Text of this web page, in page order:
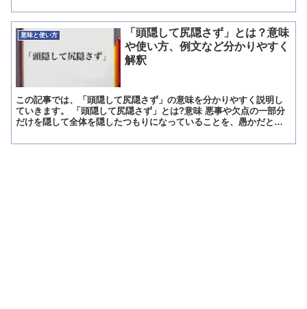
意味と使い方
「頭隠して尻隠さず」とは？意味
や使い方、例文など分かりやすく
解釈
この記事では、「頭隠して尻隠さず」の意味を分かりやすく説明し
ていきます。 「頭隠して尻隠さず」とは?意味 悪事や欠点の一部分
だけを隠して全体を隠したつもりになっていることを、愚かだとば